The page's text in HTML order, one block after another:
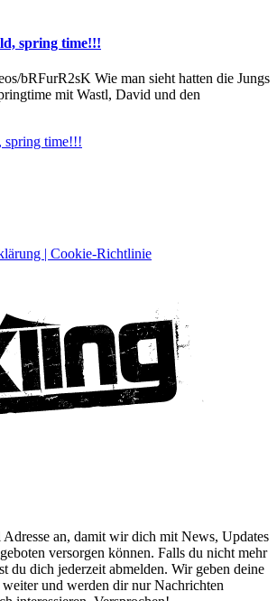
spring time!!!
bRFurR2sK Wie man sieht hatten die Jungs
mit Wastl, David und den
spring time!!!
| Cookie-Richtlinie
an, damit wir dich mit News, Updates
versorgen können. Falls du nicht mehr
du dich jederzeit abmelden. Wir geben deine
und werden dir nur Nachrichten